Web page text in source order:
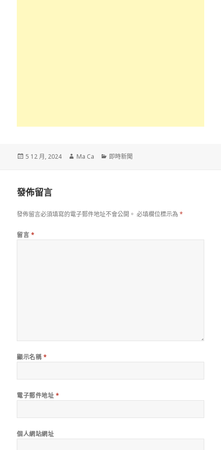
發
5 12 月, 2024
作
Ma Ca
分
即時新聞
發佈留言
發佈留言必須填寫的電子郵件地址不會公開。 必填欄位標示為*
留言 *
顯示名稱 *
電子郵件地址 *
個人網站網址